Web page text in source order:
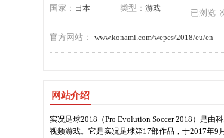
国家： 日本 类型： 游戏
已浏览
官方网站： www.konami.com/wepes/2018/eu/en
网站介绍
实况足球2018（Pro Evolution Soccer 2018）是由
视频游戏。它是实况足球第17部作品，于2017年9